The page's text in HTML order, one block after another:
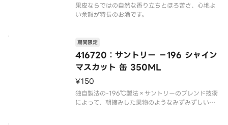
果皮ならではの自然な香り立ちとほろ苦さ、心地よ
416720：サントリー －196 シャイン
マスカット 缶 350ML
期間限定
¥150
独自製法の-196℃製法×サントリーのブレンド技術
によって、朝摘みした果物のようなみずみずしい味